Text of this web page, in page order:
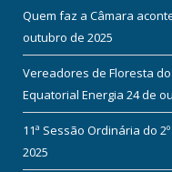
Quem faz a Câmara
outubro de 2025
Vereadores de Floresta
Equatorial Energia 24 de
11ª Sessão Ordinária do
2025